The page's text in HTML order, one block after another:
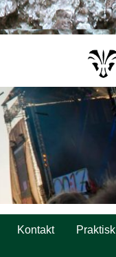
Kontakt Praktisk